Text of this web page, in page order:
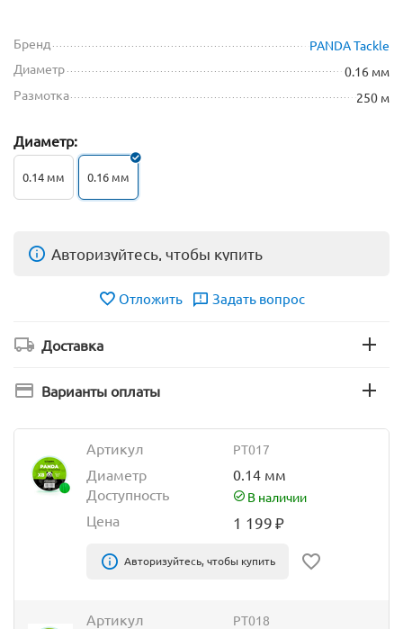
Бренд
PANDA Tackle
Диаметр
0.16 мм
Размотка
250 м
Диаметр:
0.14 мм 0.16 мм
Авторизуйтесь, чтобы купить
Отложить Задать вопрос
Доставка
Варианты оплаты
Артикул PT017
Диаметр
0.14 мм
Доступность
В наличии
Цена 1 199₽
Авторизуйтесь, чтобы купить
Артикул PT018